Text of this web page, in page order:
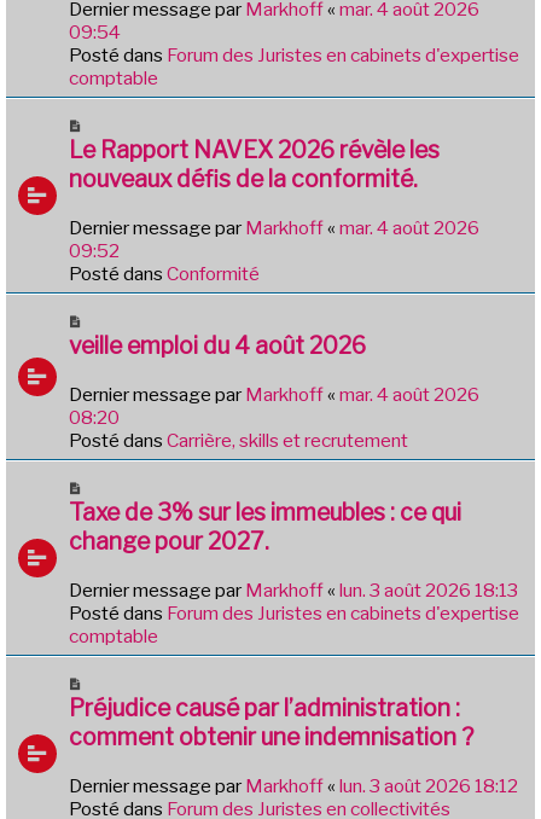
u
m
e
s
s
g
e
Dernier message par Markhoff« mar. 4 août 2026
09:54
Posté dans Forum des Juristes en cabinets d'expertise
comptable
o
u
v
a
u
m
s
g
e
Le Rapport NAVEX 2026 révèle les
nouveaux défis de la conformité.
Dernier message par Markhoff« mar. 4 août 2026
09:52
Posté dans Conformité
o
v
e
a
u
e
s
s
g
e
veille emploi du 4 août 2026
Dernier message par Markhoff« mar. 4 août 2026
08:20
Posté dans Carrière, skills et recrutement
o
u
v
a
u
m
s
a
e
Taxe de 3% sur les immeubles : ce qui
change pour 2027.
Dernier message par Markhoff« lun. 3 août 2026 18:13
Posté dans Forum des Juristes en cabinets d'expertise
comptable
o
u
v
a
Préjudice causé par l’administration :
comment obtenir une indemnisation ?
Dernier message par Markhoff« lun. 3 août 2026 18:12
Posté dans Forum des Juristes en collectivités